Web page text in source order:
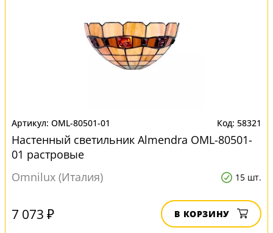
OML-80501-01 58321
Настенный светильник Almendra OML-80501-
01 растровые
Omnilux (Италия)
15 шт.
7 073 ₽ В КОРЗИНУ